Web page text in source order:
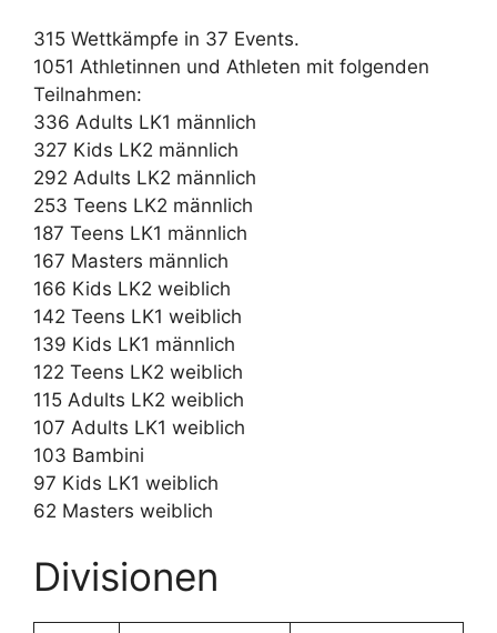
315 Wettkämpfe in 37 Events.
1051 Athletinnen und Athleten mit folgenden
Teilnahmen:
336 Adults LK1 männlich
327 Kids LK2 männlich
292 Adults LK2 männlich
253 Teens LK2 männlich
187 Teens LK1 männlich
167 Masters männlich
166 Kids LK2 weiblich
142 Teens LK1 weiblich
139 Kids LK1 männlich
122 Teens LK2 weiblich
115 Adults LK2 weiblich
107 Adults LK1 weiblich
103 Bambini
97 Kids LK1 weiblich
62 Masters weiblich
Divisionen